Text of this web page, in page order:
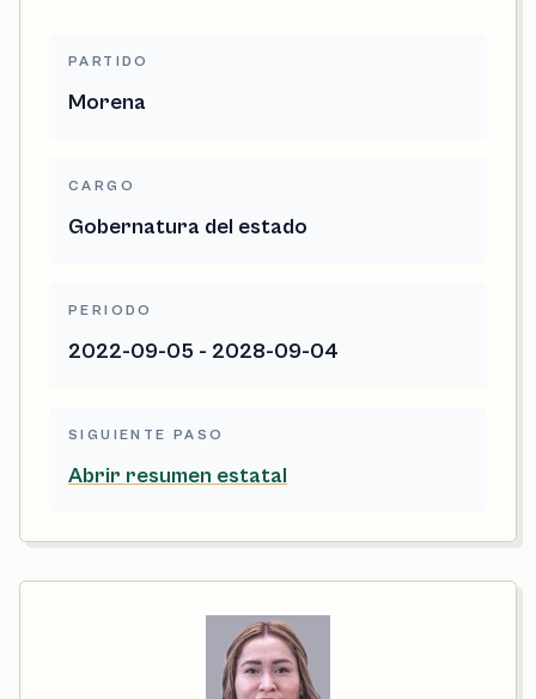
PARTIDO
Morena
CARGO
Gobernatura del estado
PERIODO
2022-09-05 - 2028-09-04
SIGUIENTE PASO
Abrir resumen estatal